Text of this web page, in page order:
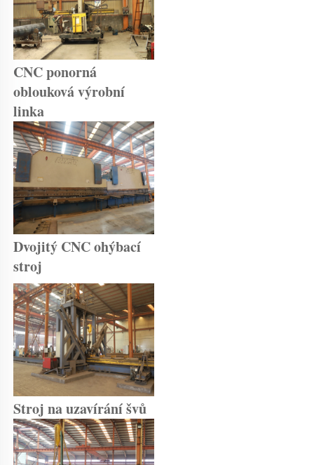
CNC ponorná
oblouková výrobní
linka
Dvojitý CNC ohýbací
stroj
Stroj na uzavírání švů